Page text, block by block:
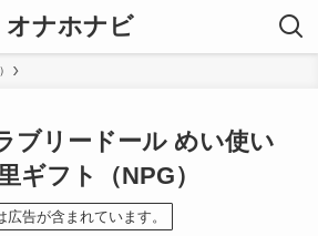
オナホナビ
ブリードール めい使い
ギフト（NPG）
告が含まれています。